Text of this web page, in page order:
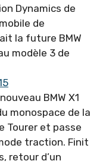
Dynamics de
de
la future BMW
modèle 3 de
BMW X1
monospace de la
Tourer et passe
traction. Finit
retour d’un